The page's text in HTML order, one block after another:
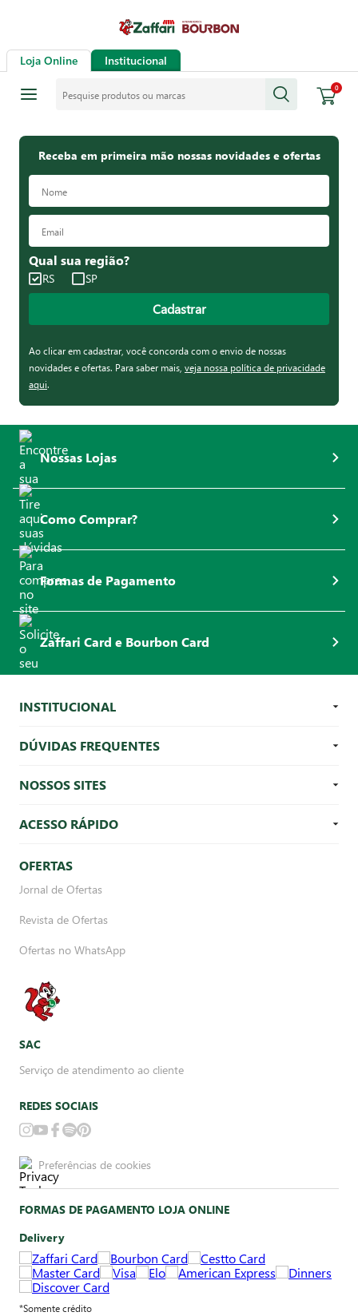
Loja Online Institucional
0
Receba em primeira mão nossas novidades e ofertas
Qual sua região?
RS SP
Cadastrar
Ao clicar em cadastrar, você concorda com o envio de nossas
novidades e ofertas. Para saber mais, veja nossa política de privacidade
aqui.
Nossas Lojas
Como Comprar?
Formas de Pagamento
Zaffari Card e Bourbon Card
INSTITUCIONAL
DÚVIDAS FREQUENTES
NOSSOS SITES
ACESSO RÁPIDO
OFERTAS
Jornal de Ofertas
Revista de Ofertas
Ofertas no WhatsApp
SAC
Serviço de atendimento ao cliente
REDES SOCIAIS
Preferências de cookies
FORMAS DE PAGAMENTO LOJA ONLINE
Delivery
*Somente crédito